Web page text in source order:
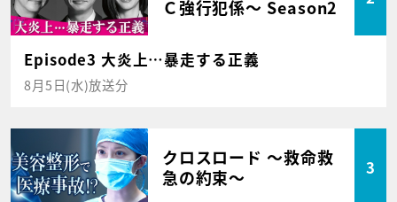
Ｃ強行犯係～ Season2
Episode3 大炎上…暴走する正義
8月5日(水)放送分
クロスロード ～救命救
急の約束～
3